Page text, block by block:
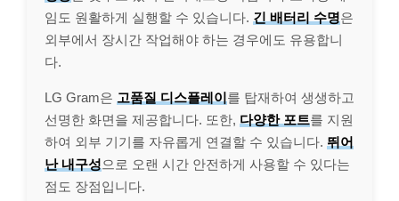
임도 원활하게 실행할 수 있습니다. 긴 배터리 수명은
외부에서 장시간 작업해야 하는 경우에도 유용합니
다.
LG Gram은 고품질 디스플레이를 탑재하여 생생하고
선명한 화면을 제공합니다. 또한, 다양한 포트를 지원
하여 외부 기기를 자유롭게 연결할 수 있습니다. 뛰어
난 내구성으로 오랜 시간 안전하게 사용할 수 있다는
점도 장점입니다.